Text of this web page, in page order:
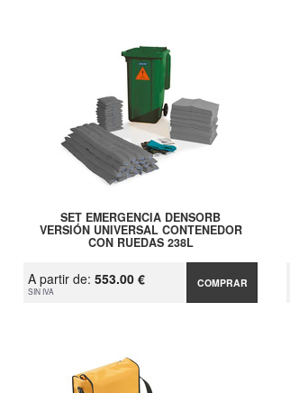
SET EMERGENCIA DENSORB
VERSIÓN UNIVERSAL CONTENEDOR
CON RUEDAS 238L
A partir de: 553.00 €
SIN IVA
COMPRAR